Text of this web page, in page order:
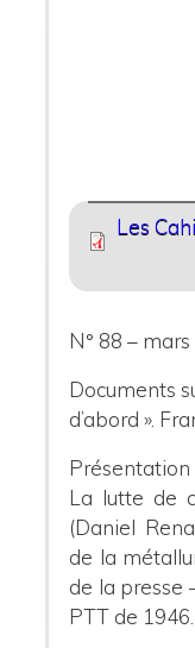
Les
N° 88 –
Documents
d’abord ».
La lutte de
(Daniel
de la
de la presse
PTT de 1946.